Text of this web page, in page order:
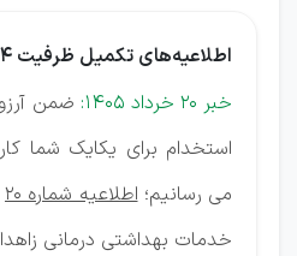
اطلاعیه‌های تکمیل ظرفیت 1404
خبر 20 خرداد 1405:
ضمن
استخدام برای یکایک شما
می رسانیم؛اطلاعیه شماره 20
خدمات بهداشتی درمانی